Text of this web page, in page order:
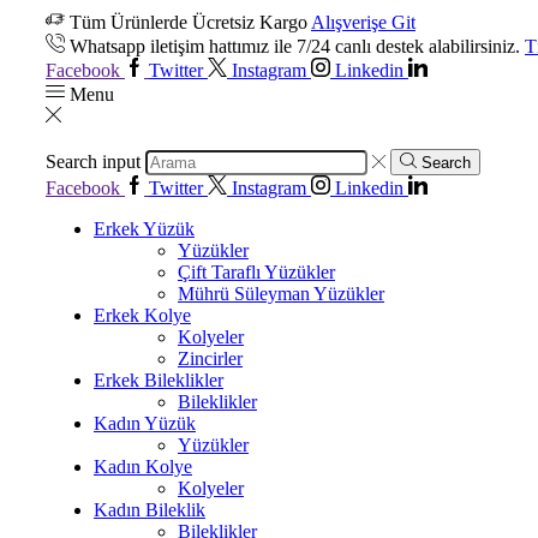
Tüm Ürünlerde Ücretsiz Kargo Alışverişe Git
Whatsapp iletişim hattımız ile 7/24 canlı destek alabilirsiniz.
Facebook
Twitter Instagram
Linkedin
Menu
Search input Search
Facebook Twitter Instagram
Linkedin
Erkek Yüzük
Yüzükler
Çift Taraflı Yüzükler
Mührü Süleyman Yüzükler
Erkek Kolye
Kolyeler
Zincirler
Erkek Bileklikler
Bileklikler
Kadın Yüzük
Yüzükler
Kadın Kolye
Kolyeler
Kadın Bileklik
Bileklikler